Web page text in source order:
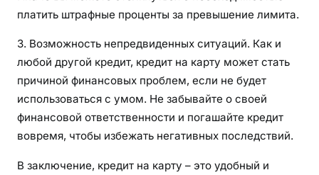
платить штрафные проценты за превышение лимита.
3. Возможность непредвиденных ситуаций. Как и
любой другой кредит, кредит на карту может стать
причиной финансовых проблем, если не будет
использоваться с умом. Не забывайте о своей
финансовой ответственности и погашайте кредит
вовремя, чтобы избежать негативных последствий.
В заключение, кредит на карту – это удобный и